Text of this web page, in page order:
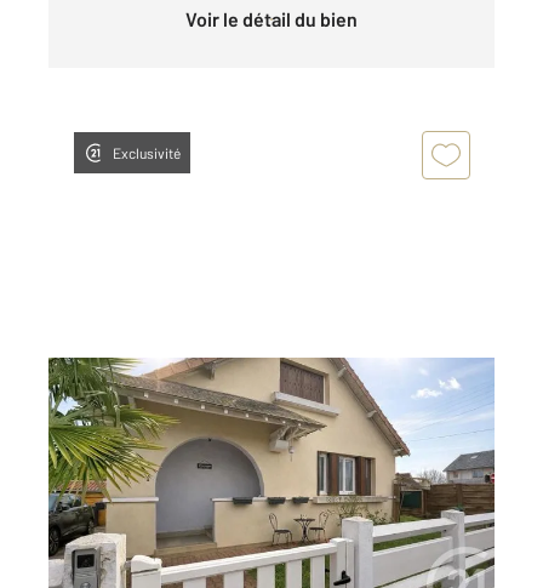
Voir le détail du bien
Exclusivité
CHARTRES 28
71 m2, 4 pièces
Ref : 27561
Maison à vendre
164 900 €